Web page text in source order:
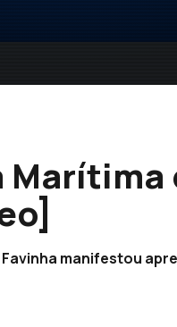
manifestou